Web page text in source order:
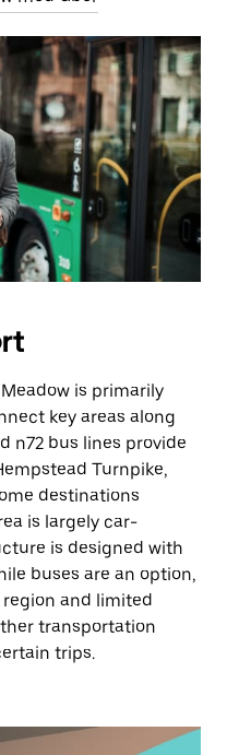
is primarily
key areas along
n72 bus lines provide
Turnpike,
destinations
is largely car-
is designed with
buses are an option,
and limited
transportation
trips.